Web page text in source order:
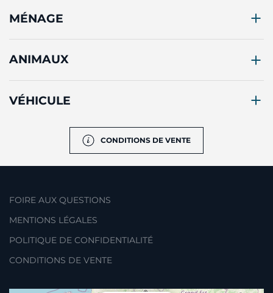
MÉNAGE
ANIMAUX
VÉHICULE
CONDITIONS DE VENTE
FOIRE AUX QUESTIONS
MENTIONS LÉGALES
POLITIQUE DE CONFIDENTIALITÉ
CONDITIONS DE VENTE